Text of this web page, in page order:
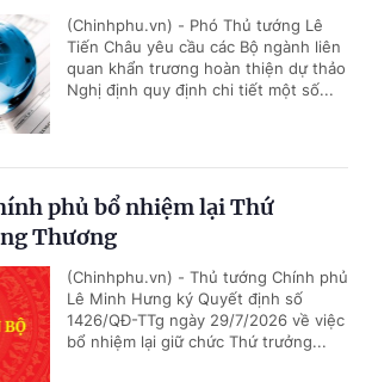
(Chinhphu.vn) - Phó Thủ tướng Lê
Tiến Châu yêu cầu các Bộ ngành liên
quan khẩn trương hoàn thiện dự thảo
Nghị định quy định chi tiết một số...
phủ bổ nhiệm lại Thứ
Thương
(Chinhphu.vn) - Thủ tướng Chính phủ
Lê Minh Hưng ký Quyết định số
1426/QĐ-TTg ngày 29/7/2026 về việc
bổ nhiệm lại giữ chức Thứ trưởng...